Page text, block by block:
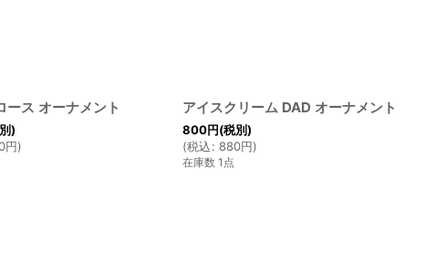
ース オーナメント
)
円)
アイスクリーム DAD オーナメント
800円(税別)
(税込: 880円)
在庫数 1点